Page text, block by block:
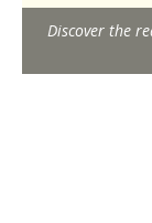
Discover the